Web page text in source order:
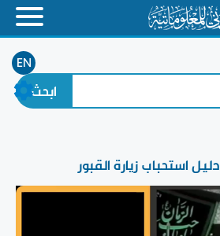
EN
دليل استحباب زيارة القبور